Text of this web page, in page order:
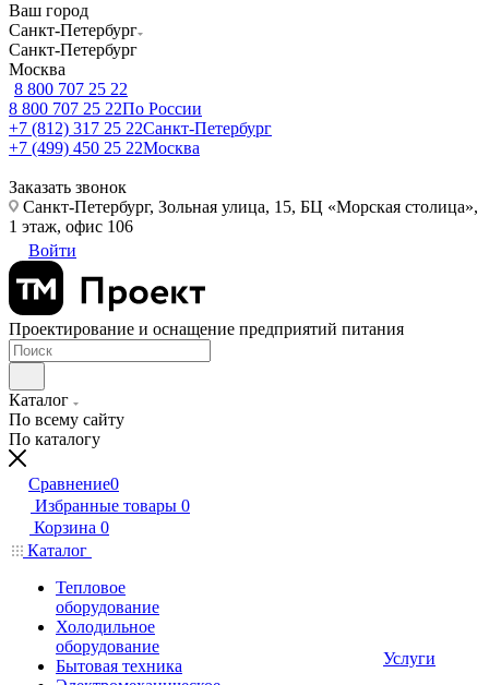
Ваш город
Санкт-Петербург
Санкт-Петербург
Москва
8 800 707 25 22
8 800 707 25 22По России
+7 (812) 317 25 22Санкт-Петербург
+7 (499) 450 25 22Москва
Заказать звонок
Санкт-Петербург, Зольная улица, 15, БЦ «Морская столица»,
1 этаж, офис 106
Войти
Проектирование и оснащение предприятий питания
Каталог
По всему сайту
По каталогу
Сравнение0
Избранные товары 0
Корзина 0
Каталог
Тепловое
оборудование
Холодильное
оборудование
Бытовая техника
Услуги